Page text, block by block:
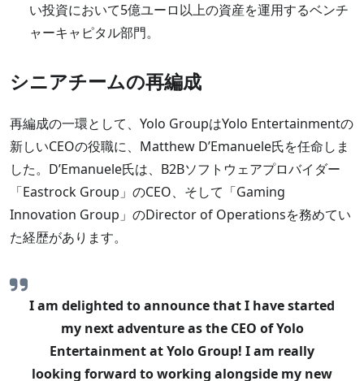
い投資において5億ユーロ以上の資産を運用するベンチ
ャーキャピタル部門。
シニアチームの再編成
再編成の一環として、Yolo GroupはYolo Entertainmentの
新しいCEOの役職に、Matthew D’Emanuele氏を任命しま
した。D’Emanuele氏は、B2Bソフトウェアプロバイダー
「Eastrock Group」のCEO、そして「Gaming
Innovation Group」のDirector of Operationsを務めてい
た経歴があります。
I am delighted to announce that I have started
my next adventure as the CEO of Yolo
Entertainment at Yolo Group! I am really
looking forward to working alongside my new